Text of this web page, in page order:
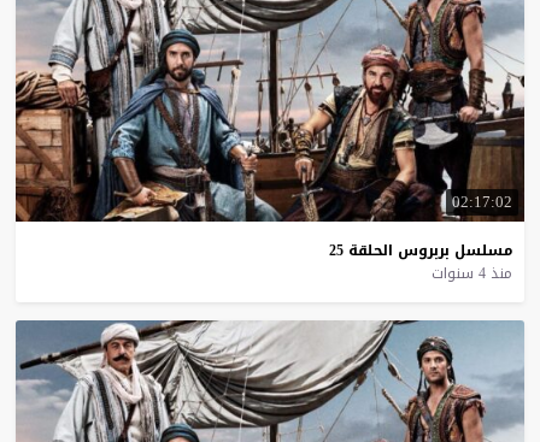
02:17:02
مسلسل بربروس الحلقة 25
منذ 4 سنوات